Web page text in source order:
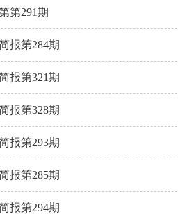
第291期
报第284期
报第321期
报第328期
报第293期
报第285期
报第294期